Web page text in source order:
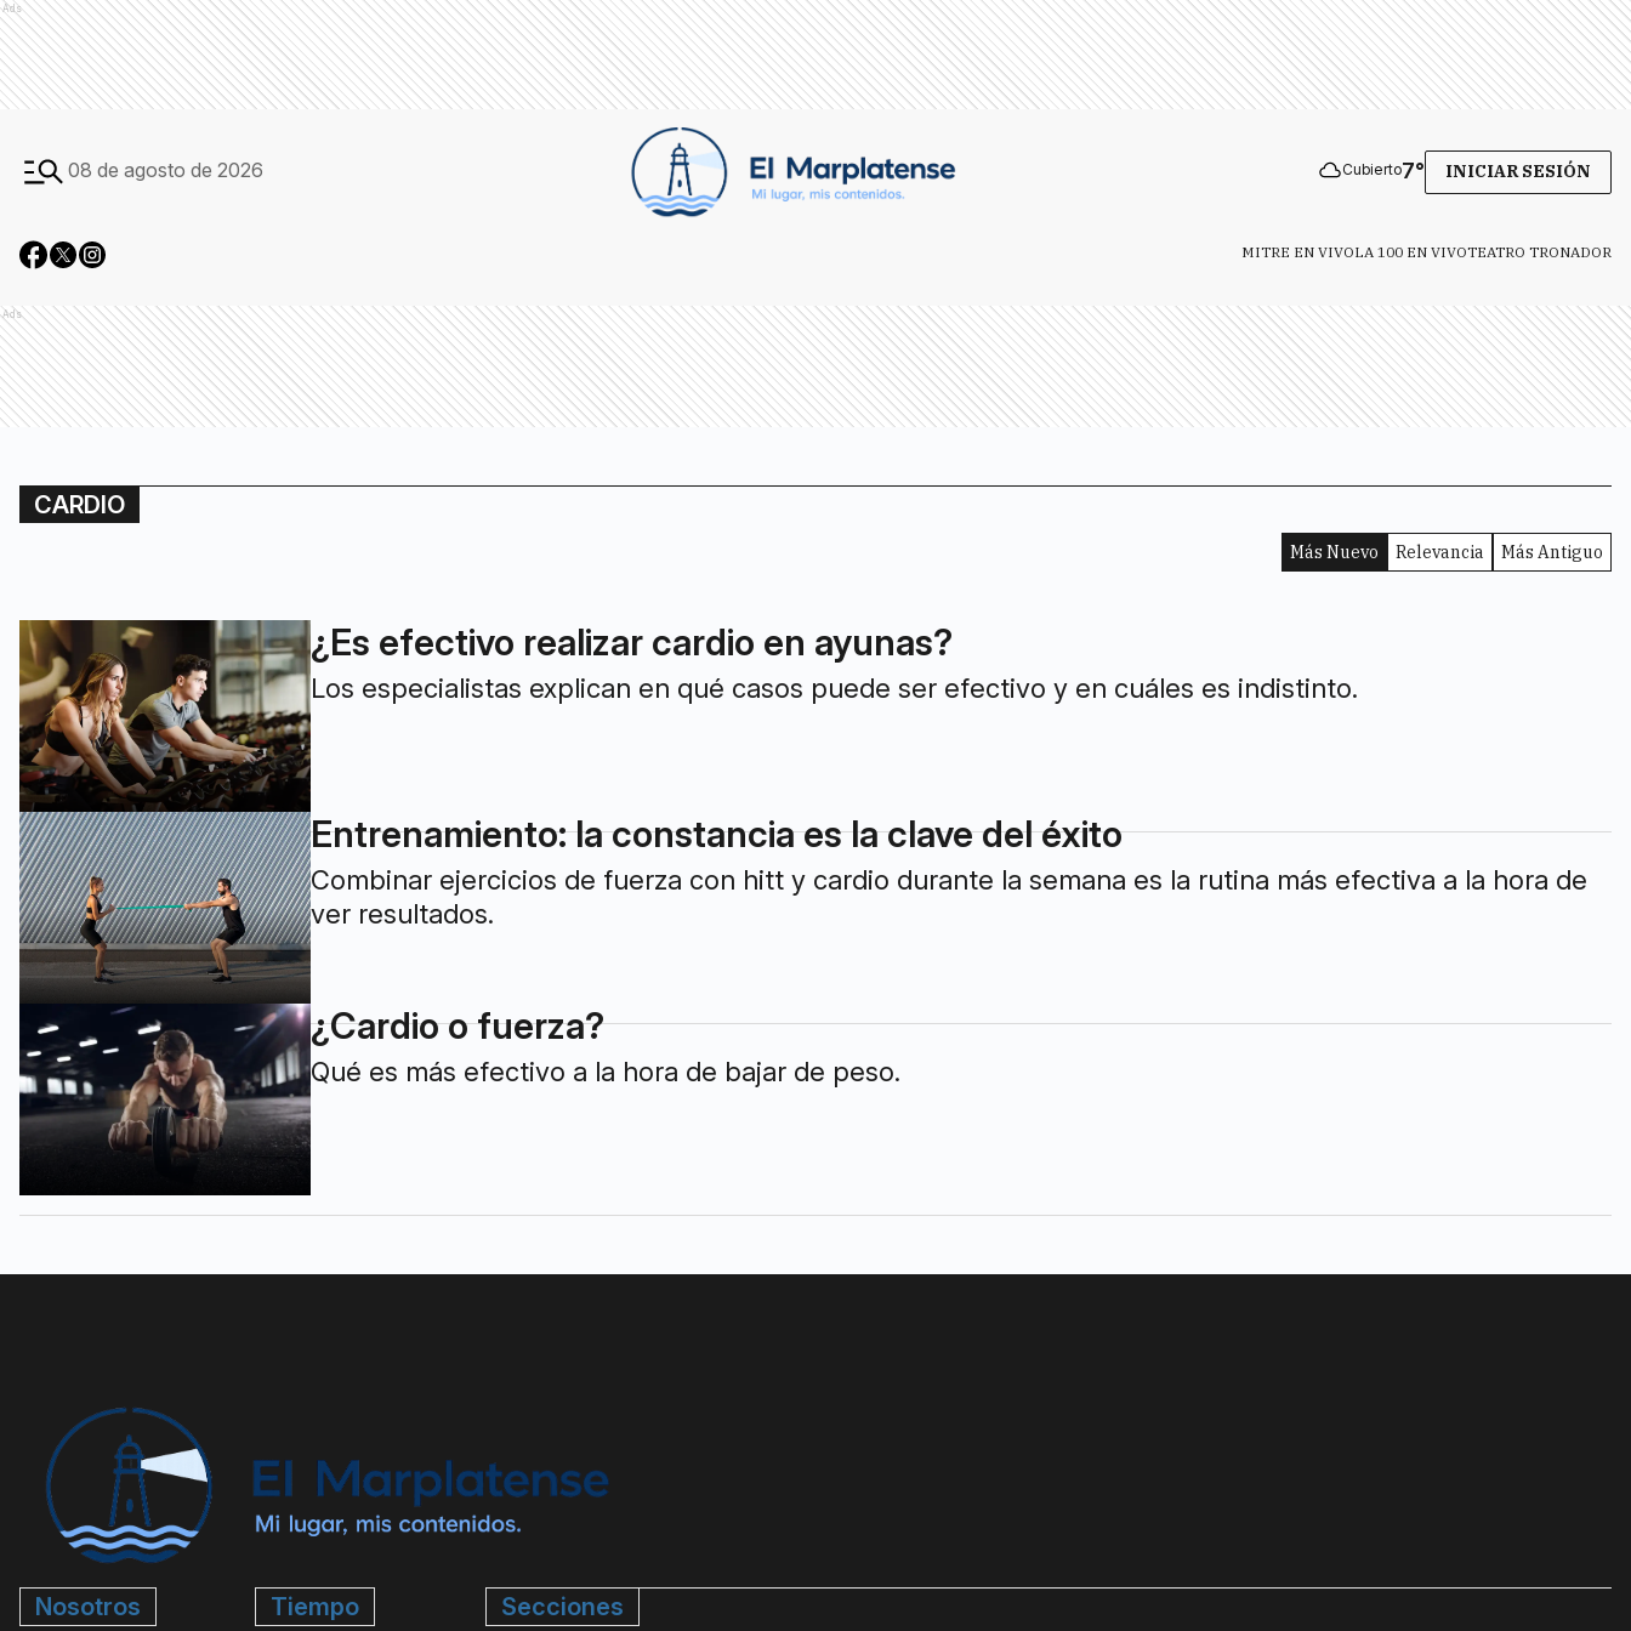
Ads
08 de agosto de 2026 Cubierto7° INICIAR SESIÓN
MITRE EN VIVOLA 100 EN VIVOTEATRO TRONADOR
Ads
CARDIO
Más Nuevo Relevancia Más Antiguo
¿Es efectivo realizar cardio en ayunas?
Los especialistas explican en qué casos puede ser efectivo y en cuáles es indistinto.
Entrenamiento: la constancia es la clave del éxito
Combinar ejercicios de fuerza con hitt y cardio durante la semana es la rutina más efectiva a la hora de
ver resultados.
¿Cardio o fuerza?
Qué es más efectivo a la hora de bajar de peso.
Nosotros Tiempo Secciones